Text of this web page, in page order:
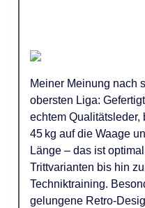
Meiner Meinung nach
obersten Liga:
echtem Qualitätsleder,
45 kg auf die Waage
Länge – das ist
Trittvarianten bis hin
Techniktraining.
gelungene Retro-